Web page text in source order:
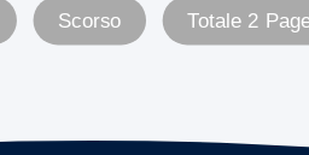
Scorso Totale 2